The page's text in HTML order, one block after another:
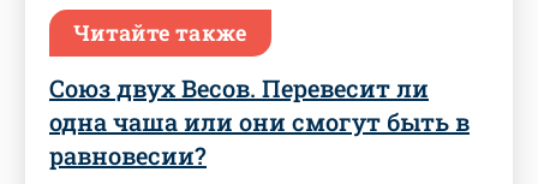
Читайте также
Союз двух Весов. Перевесит ли
одна чаша или они смогут быть в
равновесии?